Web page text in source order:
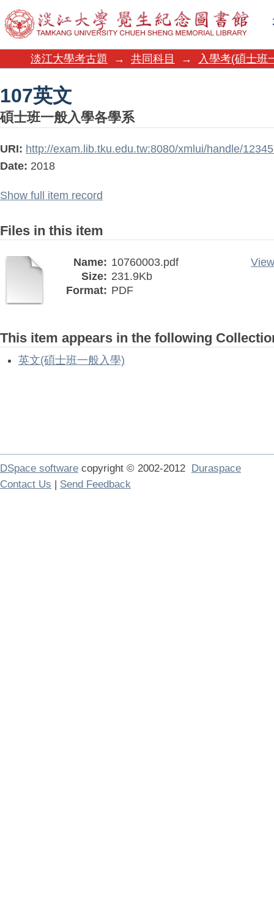
107英文
淡江大學考古題 → 共同科目 → 入學考(碩士班
107英文
碩士班一般入學各學系
URI: http://exam.lib.tku.edu.tw:8080/xmlui/handle/
Date: 2018
Show full item record
Files in this item
Name: 10760003.pdf
Size: 231.9Kb
Format: PDF
This item appears in the following
英文(碩士班一般入學)
DSpace software copyright © 2002-2012 Duraspace
Contact Us | Send Feedback